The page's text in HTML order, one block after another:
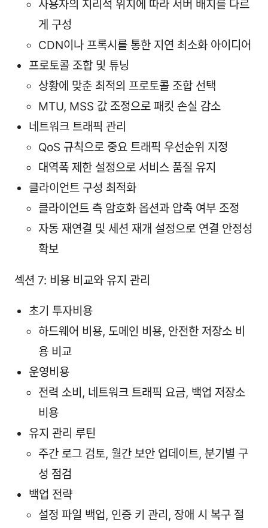
사용자의 지리적 위치에 따라 서버 배치를 다르
게 구성
CDN이나 프록시를 통한 지연 최소화 아이디어
프로토콜 조합 및 튜닝
상황에 맞춘 최적의 프로토콜 조합 선택
MTU, MSS 값 조정으로 패킷 손실 감소
네트워크 트래픽 관리
QoS 규칙으로 중요 트래픽 우선순위 지정
대역폭 제한 설정으로 서비스 품질 유지
클라이언트 구성 최적화
클라이언트 측 암호화 옵션과 압축 여부 조정
자동 재연결 및 세션 재개 설정으로 연결 안정성
확보
섹션 7: 비용 비교와 유지 관리
초기 투자비용
하드웨어 비용, 도메인 비용, 안전한 저장소 비
용 비교
운영비용
전력 소비, 네트워크 트래픽 요금, 백업 저장소
비용
유지 관리 루틴
주간 로그 검토, 월간 보안 업데이트, 분기별 구
성 점검
백업 전략
설정 파일 백업, 인증 키 관리, 장애 시 복구 절